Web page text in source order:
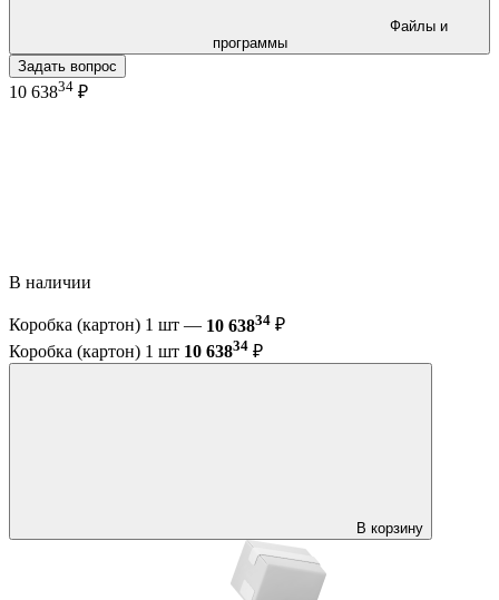
программы
Задать вопрос
10 63834 ₽
В наличии
Коробка (картон) 1 шт — 10 63834 ₽
Коробка (картон) 1 шт 10 63834 ₽
В корзину